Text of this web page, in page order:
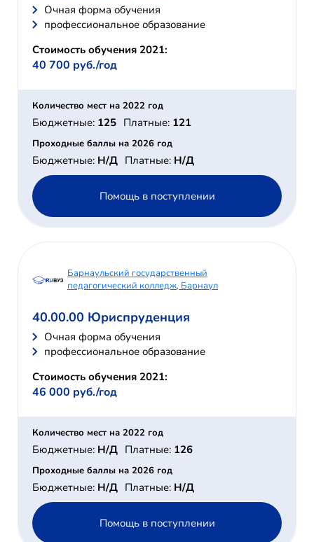
Очная форма обучения
профессиональное образование
Стоимость обучения 2021:
40 700 руб./год
Количество мест на 2022 год
Бюджетные: 125 Платные: 121
Проходные баллы на 2026 год
Бюджетные: Н/Д Платные: Н/Д
Помощь в поступлении
Барнаульский государственный
педагогический колледж, Барнаул
40.00.00 Юриспруденция
Очная форма обучения
профессиональное образование
Стоимость обучения 2021:
46 000 руб./год
Количество мест на 2022 год
Бюджетные: Н/Д Платные: 126
Проходные баллы на 2026 год
Бюджетные: Н/Д Платные: Н/Д
Помощь в поступлении